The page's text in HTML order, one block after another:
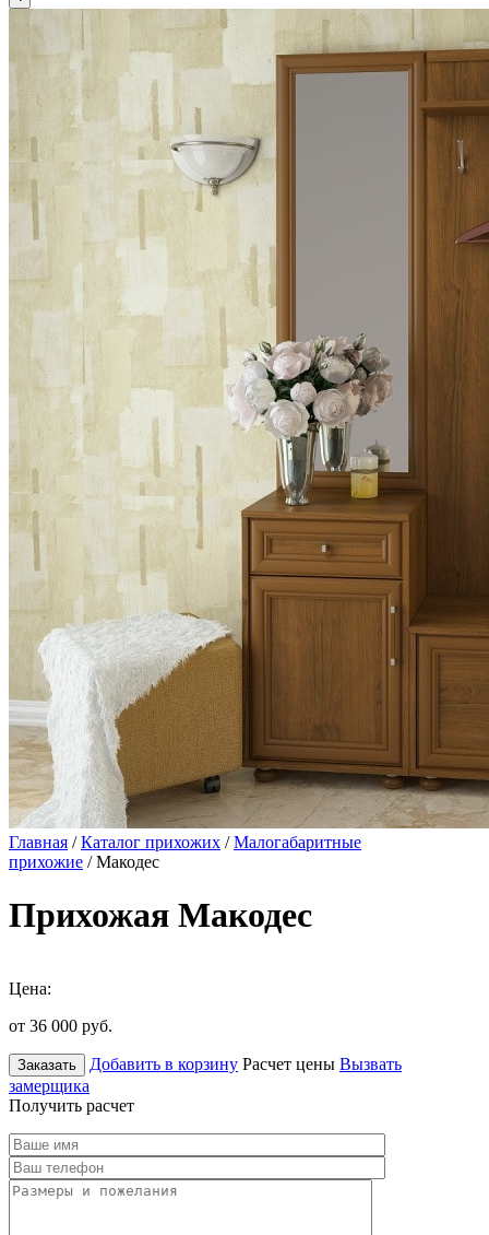
Главная /Каталог прихожих /Малогабаритные
прихожие / Макодес
Прихожая Макодес
Цена:
от 36 000 руб.
Заказать Добавить в корзину Расчет цены Вызвать
замерщика
Получить расчет